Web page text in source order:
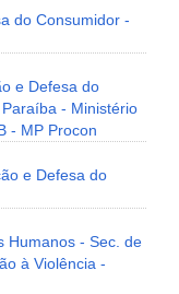
do Consumidor -
e Defesa do
- Ministério
- MP Procon
e Defesa do
Humanos - Sec. de
à Violência -